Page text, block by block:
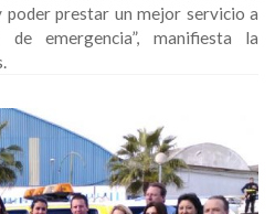
poder prestar un mejor servicio a
emergencia”, manifiesta la